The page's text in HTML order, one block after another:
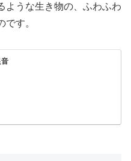
ような生き物の、ふわふわ
す。